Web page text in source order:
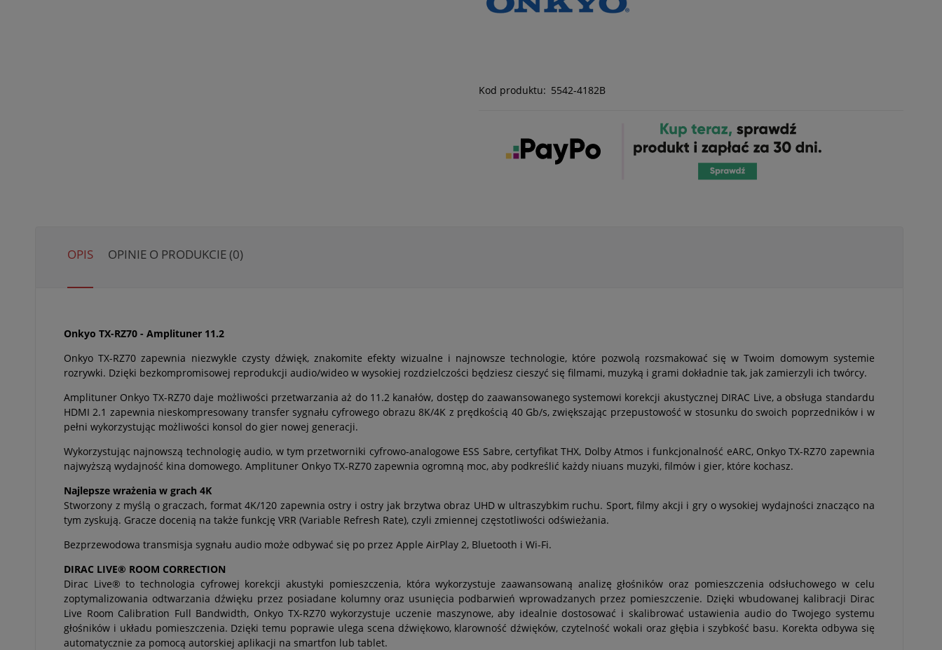
Kod produktu: 5542-4182B
OPIS OPINIE O PRODUKCIE (0)
Onkyo TX-RZ70 - Amplituner 11.2
Onkyo TX-RZ70 zapewnia niezwykle czysty dźwięk, znakomite efekty wizualne i najnowsze technologie, które pozwolą rozsmakować się w Twoim domowym systemie
rozrywki. Dzięki bezkompromisowej reprodukcji audio/wideo w wysokiej rozdzielczości będziesz cieszyć się filmami, muzyką i grami dokładnie tak, jak zamierzyli ich twórcy.
Amplituner Onkyo TX-RZ70 daje możliwości przetwarzania aż do 11.2 kanałów, dostęp do zaawansowanego systemowi korekcji akustycznej DIRAC Live, a obsługa standardu
HDMI 2.1 zapewnia nieskompresowany transfer sygnału cyfrowego obrazu 8K/4K z prędkością 40 Gb/s, zwiększając przepustowość w stosunku do swoich poprzedników i w
pełni wykorzystując możliwości konsol do gier nowej generacji.
Wykorzystując najnowszą technologię audio, w tym przetworniki cyfrowo-analogowe ESS Sabre, certyfikat THX, Dolby Atmos i funkcjonalność eARC, Onkyo TX-RZ70 zapewnia
najwyższą wydajność kina domowego. Amplituner Onkyo TX-RZ70 zapewnia ogromną moc, aby podkreślić każdy niuans muzyki, filmów i gier, które kochasz.
Najlepsze wrażenia w grach 4K
Stworzony z myślą o graczach, format 4K/120 zapewnia ostry i ostry jak brzytwa obraz UHD w ultraszybkim ruchu. Sport, filmy akcji i gry o wysokiej wydajności znacząco na
tym zyskują. Gracze docenią na także funkcję VRR (Variable Refresh Rate), czyli zmiennej częstotliwości odświeżania.
Bezprzewodowa transmisja sygnału audio może odbywać się po przez Apple AirPlay 2, Bluetooth i Wi-Fi.
DIRAC LIVE® ROOM CORRECTION
Dirac Live® to technologia cyfrowej korekcji akustyki pomieszczenia, która wykorzystuje zaawansowaną analizę głośników oraz pomieszczenia odsłuchowego w celu
zoptymalizowania odtwarzania dźwięku przez posiadane kolumny oraz usunięcia podbarwień wprowadzanych przez pomieszczenie. Dzięki wbudowanej kalibracji Dirac
Live Room Calibration Full Bandwidth, Onkyo TX-RZ70 wykorzystuje uczenie maszynowe, aby idealnie dostosować i skalibrować ustawienia audio do Twojego systemu
głośników i układu pomieszczenia. Dzięki temu poprawie ulega scena dźwiękowo, klarowność dźwięków, czytelność wokali oraz głębia i szybkość basu. Korekta odbywa się
automatycznie za pomocą autorskiej aplikacji na smartfon lub tablet.